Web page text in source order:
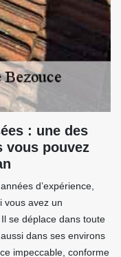
: une des
vous pouvez
d’expérience,
vous avez un
se déplace dans toute
dans ses environs
impeccable, conforme